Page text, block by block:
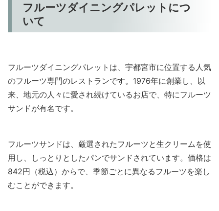
フルーツダイニングパレットにつ
いて
フルーツダイニングパレットは、宇都宮市に位置する人気
のフルーツ専門のレストランです。1976年に創業し、以
来、地元の人々に愛され続けているお店で、特にフルーツ
サンドが有名です。
フルーツサンドは、厳選されたフルーツと生クリームを使
用し、しっとりとしたパンでサンドされています。価格は
842円（税込）からで、季節ごとに異なるフルーツを楽し
むことができます。